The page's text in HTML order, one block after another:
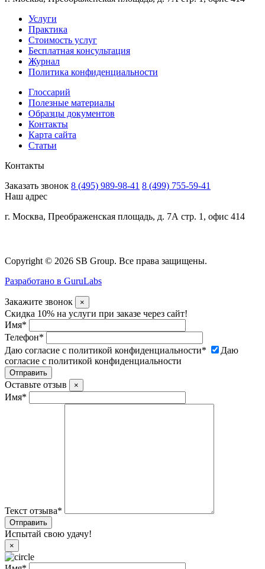
Услуги
Практика
Стоимость услуг
Бесплатная консультация
Журнал
Политика конфиденциальности
Глоссарий
Полезные материалы
Образцы документов
Контакты
Карта сайта
Статьи
Контакты
Заказать звонок 8 (495) 989-98-41 8 (499) 755-59-41
Наш адрес
г. Москва, Преображенская площадь, д. 7А стр. 1, офис 414
Copyright © 2026 SB Group. Все права защищены.
Разработано в GuruLabs
Закажите звонок ×
Скидка 10% на услуги при заказе через сайт!
Имя*
Телефон*
Даю согласие с политикой конфиденциальности*
Даю
согласие с политикой конфиденциальности
Оставьте отзыв ×
Имя*
Текст отзыва*
Испытай свою удачу!
×